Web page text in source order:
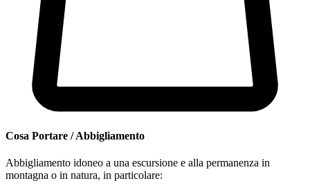
Cosa Portare / Abbigliamento
Abbigliamento idoneo a una escursione e alla permanenza in
montagna o in natura, in particolare: